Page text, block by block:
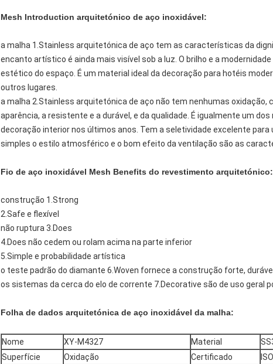
Mesh Introduction arquitetónico de aço inoxidável:
a malha 1.Stainless arquitetónica de aço tem as características da
encanto artístico é ainda mais visível sob a luz. O brilho e a
estético do espaço. É um material ideal da decoração para hotéis
outros lugares.
a malha 2.Stainless arquitetónica de aço não tem nenhumas oxidação,
aparência, a resistente e a durável, e da qualidade. É igualmente um
decoração interior nos últimos anos. Tem a seletividade excelente
simples o estilo atmosférico e o bom efeito da ventilação são as
Fio de aço inoxidável Mesh Benefits do revestimento arquitetónico:
construção 1.Strong
2.Safe e flexível
não ruptura 3.Does
4.Does não cedem ou rolam acima na parte inferior
5.Simple e probabilidade artística
o teste padrão do diamante 6.Woven fornece a construção forte,
os sistemas da cerca do elo de corrente 7.Decorative são de uso geral
Folha de dados arquitetónica de aço inoxidável da malha:
Nome XY-M4327 Material
Superfície
Oxidação Certificado